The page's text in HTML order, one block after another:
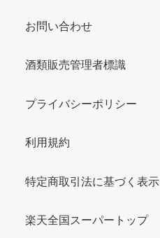
お問い合わせ
酒類販売管理者標識
プライバシーポリシー
利用規約
特定商取引法に基づく表示
楽天全国スーパートップ